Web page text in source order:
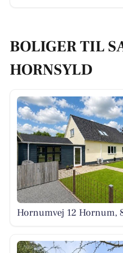
BOLIGER TIL
HORNSYLD
Hornumvej 12 Hornum,